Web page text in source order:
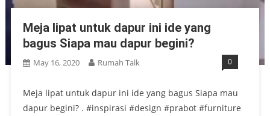
Meja lipat untuk dapur ini ide yang
bagus Siapa mau dapur begini?
May 16, 2020 Rumah Talk 0
Meja lipat untuk dapur ini ide yang bagus Siapa mau
dapur begini? . #inspirasi #design #prabot #furniture